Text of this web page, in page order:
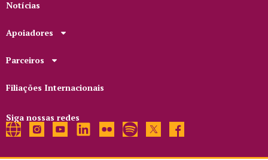
Notícias
Apoiadores
Parceiros
Filiações Internacionais
Siga nossas redes